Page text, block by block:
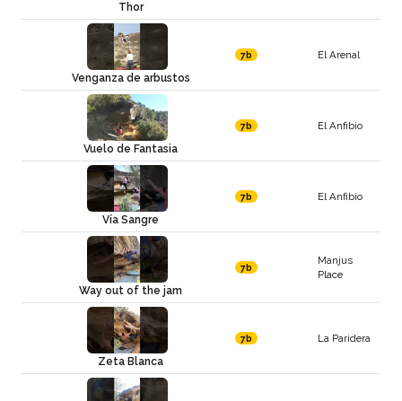
Thor
Venganza de arbustos
7b El Arenal
Vuelo de Fantasia
7b El Anfibio
Vía Sangre
7b El Anfibio
Way out of the jam
7b
Manjus
Place
Zeta Blanca
7b La Paridera